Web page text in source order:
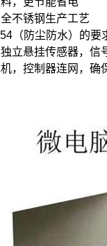
不锈钢生产工艺
（防尘防水）的要
立悬挂传感器，信
，控制器连网，确